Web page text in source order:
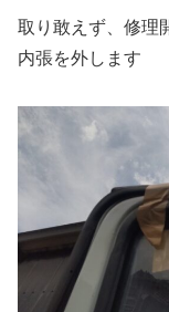
取り敢えず、修理
内張を外します